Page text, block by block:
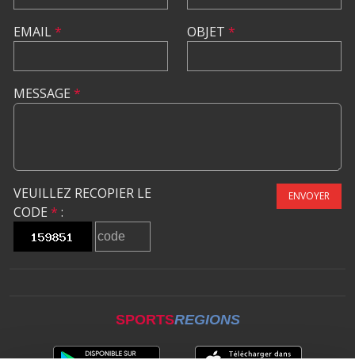
EMAIL* OBJET *
MESSAGE *
VEUILLEZ RECOPIER LE
CODE * :
ENVOYER
SPORTSREGIONS